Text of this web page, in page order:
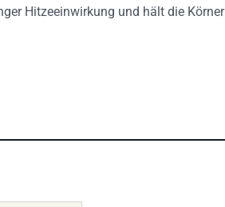
Hitzeeinwirkung und hält die Körner